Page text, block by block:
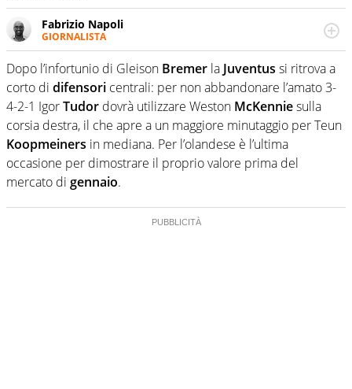
Fabrizio Napoli
GIORNALISTA
Giornalista professionista, per Virgilio Sport segue anche
il calcio ma è con la pallanuoto che esalta competenze e
passioni. Cura la comunicazione di HaBaWaBa, il più
grande festival di waterpolo per bambini al mondo
Dopo l’infortunio di Gleison Bremer la Juventus si ritrova a
corto di difensori centrali: per non abbandonare l’amato 3-
4-2-1 IgorTudor dovrà utilizzare Weston McKenniesulla
corsia destra, il che apre a un maggiore minutaggio per Teun
Koopmeiners in mediana. Per l’olandese è l’ultima
occasione per dimostrare il proprio valore prima del
mercato di gennaio.